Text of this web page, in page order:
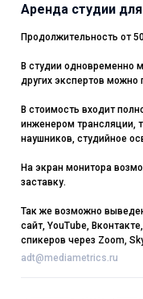
Аренда студии
Продолжительность от
В студии одновременно
других экспертов можно
В стоимость входит
инженером трансляции,
наушников, студийное
На экран монитора
заставку.
Так же возможно
сайт, YouTube,
спикеров через Zoom,
adt@mediametrics.ru